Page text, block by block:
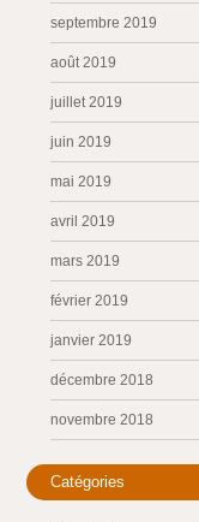
septembre 2019
août 2019
juillet 2019
juin 2019
mai 2019
avril 2019
mars 2019
février 2019
janvier 2019
décembre 2018
novembre 2018
Catégories